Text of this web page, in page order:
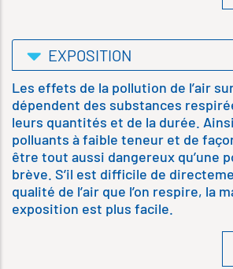
EXPOSITION
Les effets de la pollution de l’air
dépendent des substances
leurs quantités et de la durée.
polluants à faible teneur et de
être tout aussi dangereux qu’une
brève. S’il est difficile de
qualité de l’air que l’on respire, la
exposition est plus facile.